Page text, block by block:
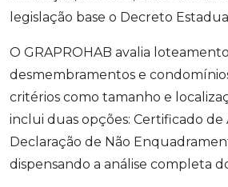
legislação base o Decreto
O GRAPROHAB avalia
desmembramentos e
critérios como tamanho e
inclui duas opções: Certificado de
Declaração de Não
dispensando a análise completa